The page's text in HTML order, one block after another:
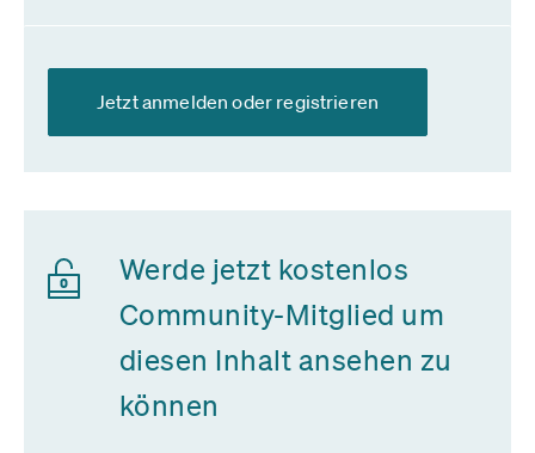
Jetzt anmelden oder registrieren
Werde jetzt kostenlos
Community-Mitglied um
diesen Inhalt ansehen zu
können